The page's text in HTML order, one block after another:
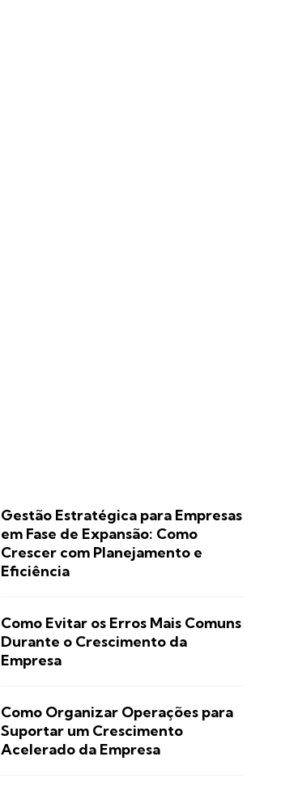
Gestão Estratégica para Empresas
em Fase de Expansão: Como
Crescer com Planejamento e
Eficiência
Como Evitar os Erros Mais Comuns
Durante o Crescimento da
Empresa
Como Organizar Operações para
Suportar um Crescimento
Acelerado da Empresa